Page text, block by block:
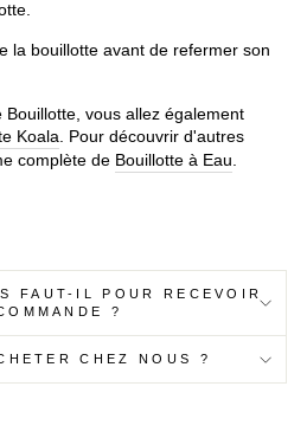
la bouillotte avant de refermer son
vous allez également
Koala. Pour découvrir d'autres
complète de Bouillotte à Eau.
FAUT-IL POUR RECEVOIR
?
CHEZ NOUS ?